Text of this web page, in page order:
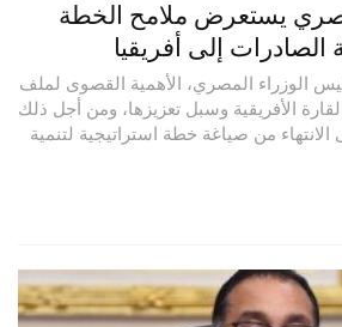
يستعرض ملامح الخطة
الصادرات إلى أفريقيا
الوزراء المصري، الأهمية القصوى لملف
الأفريقية وسبل تعزيزها، ومن أجل ذلك
من صياغة خطة استراتيجية لتنمية